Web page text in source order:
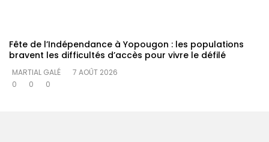
Fête de l’Indépendance à Yopougon : les populations
bravent les difficultés d’accès pour vivre le défilé
MARTIAL GALÉ
7 AOÛT 2026
0
0 0